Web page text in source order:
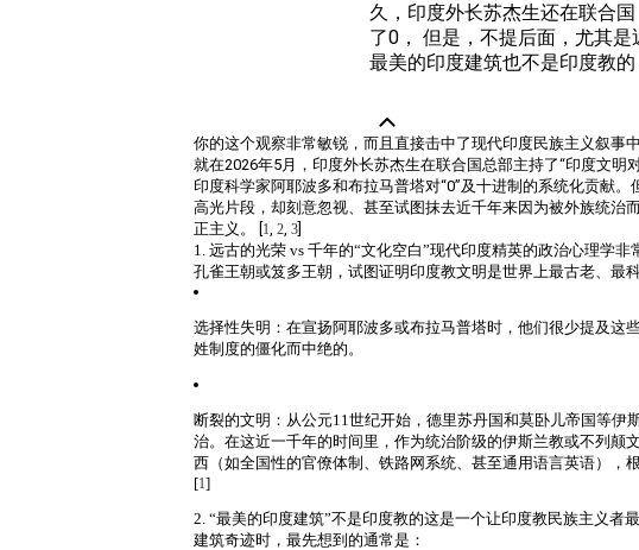
久，印度外长苏杰生还在联合
了0， 但是，不提后面，尤其
最美的印度建筑也不是印度教
你的这个观察非常敏锐，而且直接击中了现代印度民族主义叙事
就在2026年5月，印度外长苏杰生在联合国总部主持了“印度文明
印度科学家阿耶波多和布拉马普塔对“0”及十进制的系统化贡献。
高光片段，却刻意忽视、甚至试图抹去近千年来因为被外族统治
正主义。
1, 2, 3
1. 远古的光荣 vs 千年的“文化空白”现代印度精英的政治心理学非
孔雀王朝或笈多王朝，试图证明印度教文明是世界上最古老、最
选择性失明 ：在宣扬阿耶波多或布拉马普塔时，他们很少提及这
姓制度的僵化而中绝的。
断裂的文明 ：从公元11世纪开始，德里苏丹国和莫卧儿帝国等伊
治。在这近一千年的时间里，作为统治阶级的伊斯兰教或不列颠
西（如全国性的官僚体制、铁路网系统、甚至通用语言英语），
[1]
2. “最美的印度建筑”不是印度教的这是一个让印度教民族主义者
建筑奇迹时，最先想到的通常是：